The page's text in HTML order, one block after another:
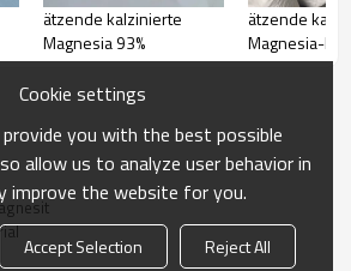
Dieses Produkt zeichnet sich durch
stabile Qualität, hohe Reinheit und gute
für die Papierherstellung, Chemie,
und Baustoffe.
Anwendungfür Tierhaltung,dasÖl
ätzende kalzinierte
Magnesia 93%
ätzende
Magnesia-
Cookie settings
you with the best possible
allow us to analyze user behavior in
improve the website for you.
Accept Selection Reject All